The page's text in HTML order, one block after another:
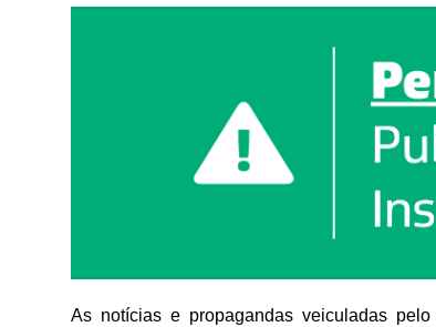
As notícias e propagandas veiculadas